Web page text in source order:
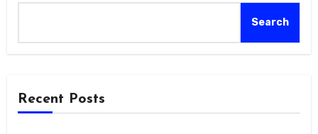
Search
Recent Posts